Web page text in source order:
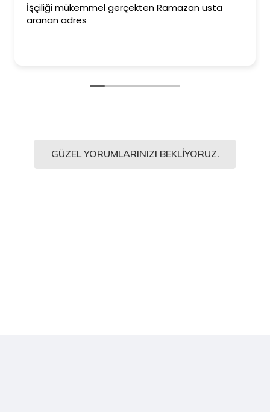
İşçiliği mükemmel gerçekten Ramazan usta
aranan adres
GÜZEL YORUMLARINIZI BEKLIYORUZ.